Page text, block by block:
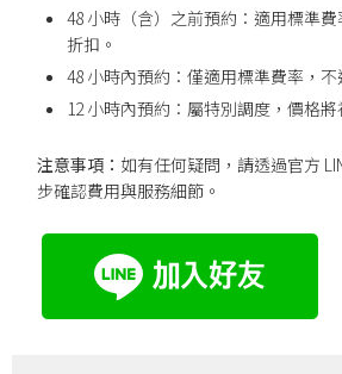
48 小時（含）之前預約：適用標準
折扣。
48 小時內預約：僅適用標準費率，不
12 小時內預約：屬特別調度，價格將
注意事項： 如有任何疑問，請透過官方
步確認費用與服務細節。